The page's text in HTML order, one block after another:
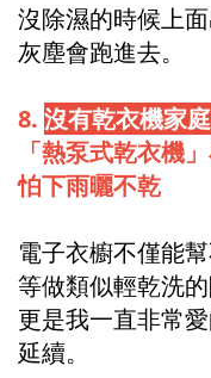
沒除濕的時候上
灰塵會跑進去。
8. 沒有乾衣機家
「熱泵式乾衣機
怕下雨曬不乾
電子衣櫥不僅能
等做類似輕乾洗
更是我一直非常
延續。